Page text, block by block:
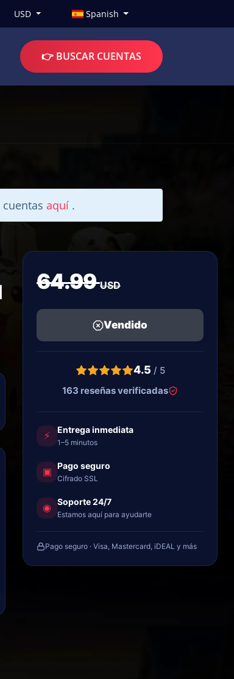
USD Spanish
👉 BUSCAR CUENTAS
aquí .
64.99USD
Vendido
4.5 / 5
163 reseñas verificadas
⚡ Entrega inmediata
1–5 minutos
▣ Pago seguro
Cifrado SSL
◉ Soporte 24/7
Estamos aquí para ayudarte
Pago seguro · Visa, Mastercard, iDEAL y más